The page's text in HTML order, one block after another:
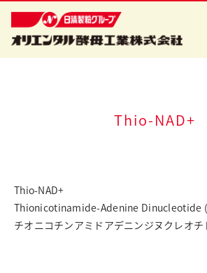
健康食品事業
Thio-NAD+
Thio-NAD+
Thionicotinamide-Adenine Dinucleotide
チオニコチンアミドアデニンジヌクレオチ